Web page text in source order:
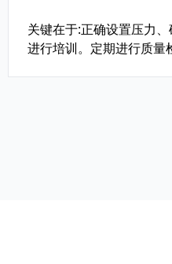
关键在于:正确设置压力
进行培训。定期进行质量